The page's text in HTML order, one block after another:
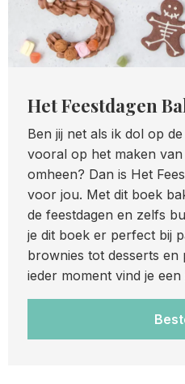
Het Feestdagen
Ben jij net als ik dol op
vooral op het maken
omheen? Dan is Het
voor jou. Met dit boek
de feestdagen en zelfs
je dit boek er perfect bij
brownies tot desserts
ieder moment vind je